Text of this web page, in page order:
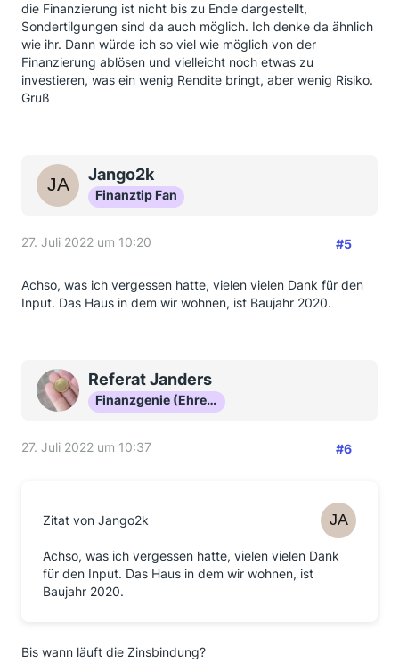
die Finanzierung ist nicht bis zu Ende dargestellt,
Sondertilgungen sind da auch möglich. Ich denke da ähnlich
wie ihr. Dann würde ich so viel wie möglich von der
Finanzierung ablösen und vielleicht noch etwas zu
investieren, was ein wenig Rendite bringt, aber wenig Risiko.
Gruß
Jango2k
Finanztip Fan
27. Juli 2022 um 10:20 #5
Achso, was ich vergessen hatte, vielen vielen Dank für den
Input. Das Haus in dem wir wohnen, ist Baujahr 2020.
Referat Janders
Finanzgenie (Ehrenmitglied)
27. Juli 2022 um 10:37 #6
Zitat von Jango2k
Achso, was ich vergessen hatte, vielen vielen Dank
für den Input. Das Haus in dem wir wohnen, ist
Baujahr 2020.
Bis wann läuft die Zinsbindung?